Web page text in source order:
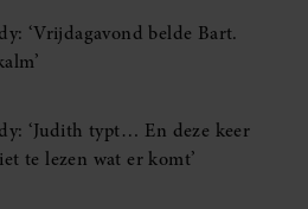
‘Vrijdagavond belde Bart.
‘Judith typt… En deze keer
te lezen wat er komt’